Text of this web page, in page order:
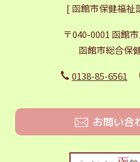
[ 函館市保健福祉
〒040-0001 函館
函館市総合保
0138-85-6561
お問い合